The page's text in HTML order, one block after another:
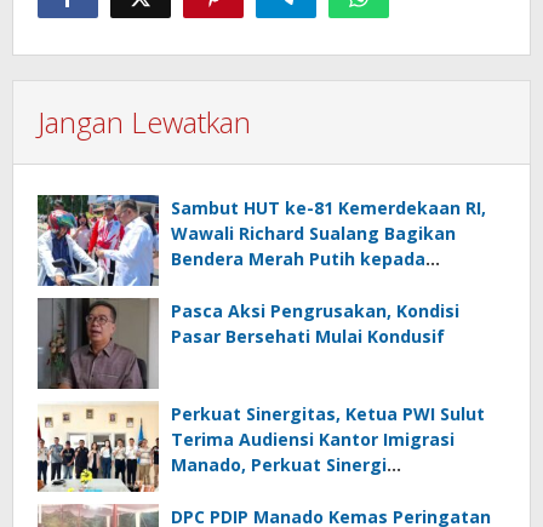
Jangan Lewatkan
Sambut HUT ke-81 Kemerdekaan RI,
Wawali Richard Sualang Bagikan
Bendera Merah Putih kepada
Pasca Aksi Pengrusakan, Kondisi
Pasar Bersehati Mulai Kondusif
Perkuat Sinergitas, Ketua PWI Sulut
Terima Audiensi Kantor Imigrasi
Manado, Perkuat Sinergi
Keimigrasian
DPC PDIP Manado Kemas Peringatan